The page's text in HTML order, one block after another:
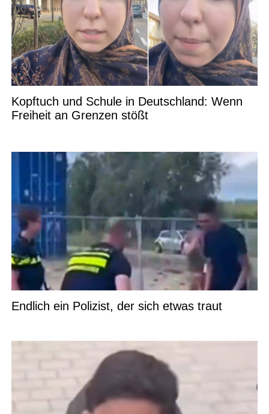
Kopftuch und Schule in Deutschland: Wenn
Freiheit an Grenzen stößt
Endlich ein Polizist, der sich etwas traut